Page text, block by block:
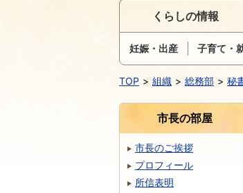
くらしの情報
妊娠・出産 子育て・
TOP 組織 総務部 秘
市長の部屋
市長のご挨拶
プロフィール
所信表明